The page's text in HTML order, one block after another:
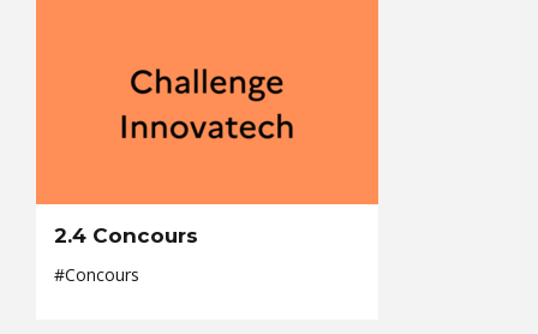
2.4 Concours
#Concours